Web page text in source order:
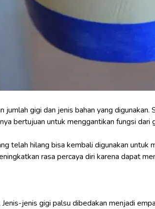
jumlah gigi dan jenis bahan yang
bertujuan untuk menggantikan fungsi dari
telah hilang bisa kembali digunakan
rasa percaya diri karena dapat
jenis gigi palsu dibedakan menjadi